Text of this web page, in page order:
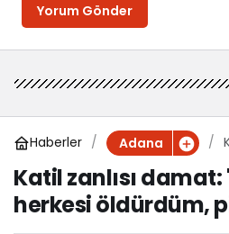
Yorum Gönder
Haberler Adana
Katil zanlısı
herkesi öldürdüm,